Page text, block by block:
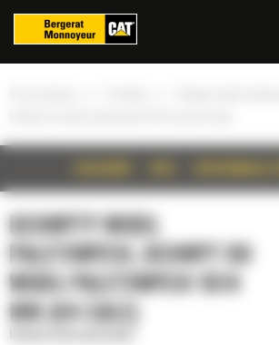
UCHWYTY WIDEŁ
PALETOWYCH, UCHWYT DO
WIDEŁ PALETOWYCH 1614
MM (64 CALE)
Panel zarządzania plikami cookies